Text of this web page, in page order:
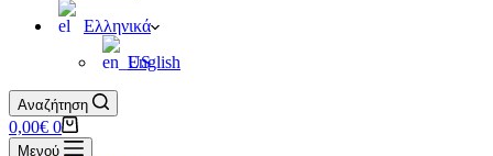
Ελληνικά
English
Αναζήτηση
Καλάθι
Αγορών
0,00€ 0
Μενού